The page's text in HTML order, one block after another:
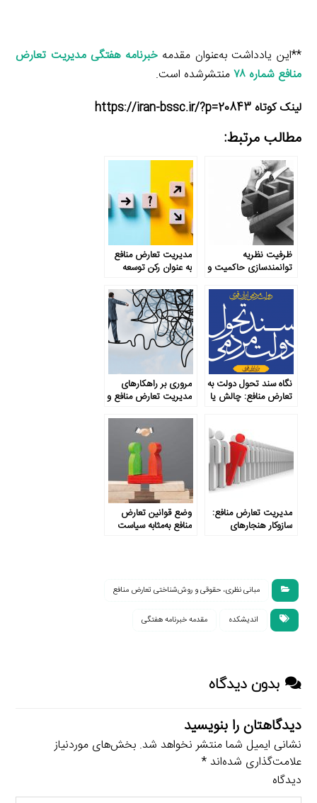
**این یادداشت به‌عنوان مقدمهخبرنامه هفتگی مدیریت تعارض
منافع شماره ۷۸
منتشرشده است.
لینک کوتاه https://iran-bssc.ir/?p=20843
مطالب مرتبط:
ظرفیت نظریه
توانمندسازی حاکمیت و
تعارض منافع
مدیریت تعارض منافع
به عنوان رکن توسعه
نگاه سند تحول دولت به
تعارض منافع: چالش یا
مروری بر راهکارهای
مدیریت تعارض منافع و
مدیریت تعارض منافع:
سازوکار هنجارهای
وضع قوانین تعارض
منافع به‌مثابه سیاست
مبانی نظری، حقوقی و روش‌شناختی تعارض منافع
اندیشکده مقدمه خبرنامه هفتگی
بدون دیدگاه
دیدگاهتان را بنویسید
نشانی ایمیل شما منتشر نخواهد شد. بخش‌های موردنیاز
علامت‌گذاری شده‌اند*
دیدگاه